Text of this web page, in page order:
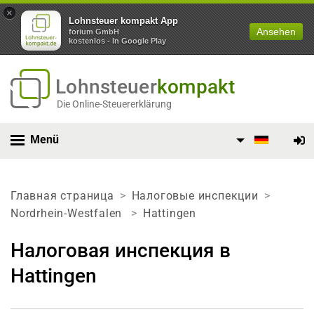
×
Lohnsteuer kompakt App
forium GmbH
kostenlos - In Google Play
Ansehen
Lohnsteuerkompakt
Die Online-Steuererklärung
Menü
Главная страница
Налоговые инспекции
Nordrhein-Westfalen
Hattingen
Налоговая инспекция в
Hattingen